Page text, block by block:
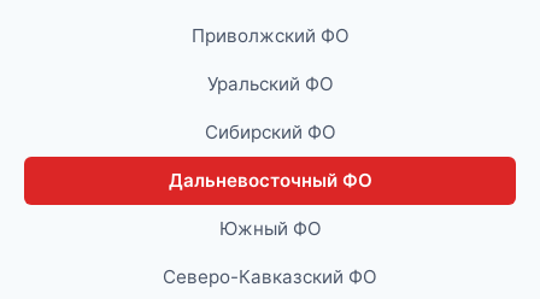
Приволжский ФО
Уральский ФО
Сибирский ФО
Дальневосточный ФО
Южный ФО
Северо-Кавказский ФО